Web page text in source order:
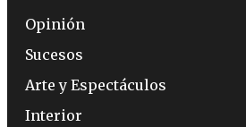
Opinión
Sucesos
Arte y Espectáculos
Interior